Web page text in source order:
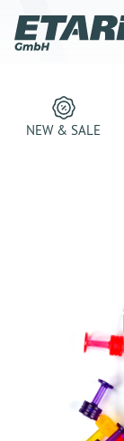
NEW & SALE